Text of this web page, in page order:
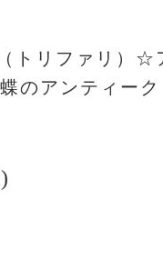
トリファリ）☆
のアンティーク